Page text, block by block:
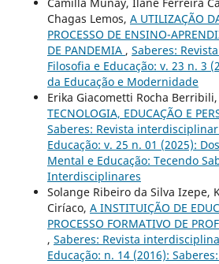
Chagas Lemos, A UTILIZAÇÃO
PROCESSO DE ENSINO-
DE PANDEMIA , Saberes:
Filosofia e Educação: v. 23 n. 3
da Educação e Modernidade
Erika Giacometti Rocha
TECNOLOGIA, EDUCAÇÃO E
Saberes: Revista
Educação: v. 25 n. 01 (2025):
Mental e Educação: Tecendo
Interdisciplinares
Solange Ribeiro da Silva Izepe,
Ciríaco, A INSTITUIÇÃO DE
PROCESSO FORMATIVO DE
, Saberes: Revista
Educação: n. 14 (2016):